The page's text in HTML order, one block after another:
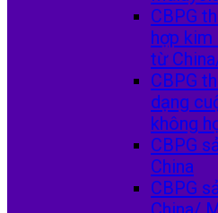
CBPG
hợp
từ
CBPG
dạng
không
CBPG
China
CBPG